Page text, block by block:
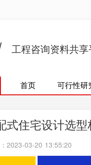
工程咨询资料共享
首页 可行性研
式住宅设计选型
2023-03-20 13:55:20